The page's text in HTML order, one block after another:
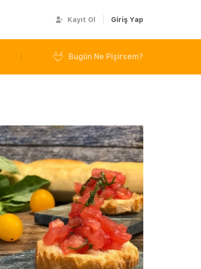
Kayıt Ol Giriş Yap
Bugün Ne Pişirsem?